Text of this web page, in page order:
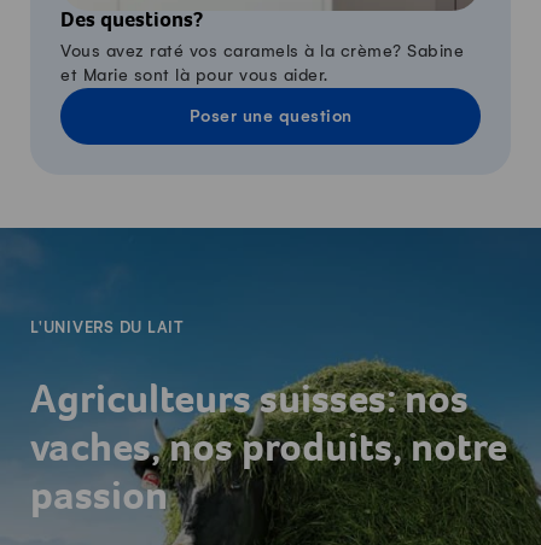
Des questions?
Vous avez raté vos caramels à la crème? Sabine
et Marie sont là pour vous aider.
Poser une question
L'UNIVERS DU LAIT
Agriculteurs suisses: nos
vaches, nos produits, notre
passion